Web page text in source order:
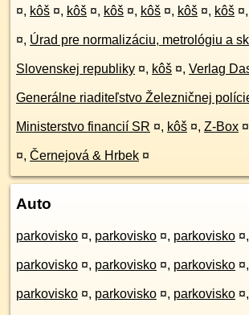
¤, kôš ¤, kôš ¤, kôš ¤, kôš ¤, kôš ¤, kôš ¤,
¤, Úrad pre normalizáciu, metrológiu a
Slovenskej republiky ¤, kôš ¤, Verlag
Generálne riaditeľstvo Železničnej
Ministerstvo financií SR ¤, kôš ¤, Z-Box ¤
¤, Černejová & Hrbek ¤
Auto
parkovisko ¤, parkovisko ¤, parkovisko ¤,
parkovisko ¤, parkovisko ¤, parkovisko ¤,
parkovisko ¤, parkovisko ¤, parkovisko ¤,